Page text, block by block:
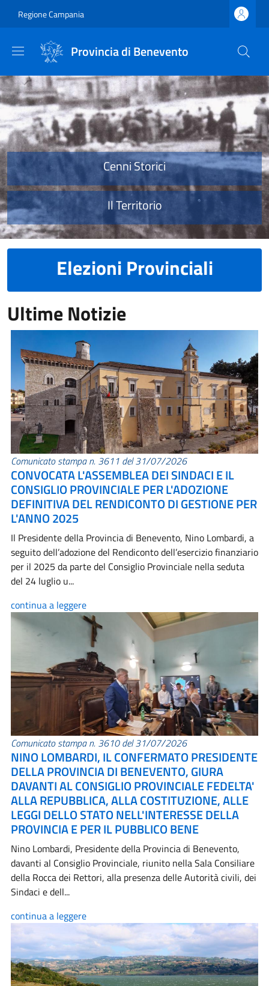
Regione Campania
Provincia di Benevento
Provincia di Benevento
Cenni Storici
Il Territorio
Elezioni Provinciali
Ultime Notizie
Comunicato stampa n. 3611 del 31/07/2026
CONVOCATA L'ASSEMBLEA DEI SINDACI E IL
CONSIGLIO PROVINCIALE PER L'ADOZIONE
DEFINITIVA DEL RENDICONTO DI GESTIONE PER
L'ANNO 2025
Il Presidente della Provincia di Benevento, Nino Lombardi, a
seguito dell’adozione del Rendiconto dell’esercizio finanziario
per il 2025 da parte del Consiglio Provinciale nella seduta
del 24 luglio u...
continua a leggere
Comunicato stampa n. 3610 del 31/07/2026
NINO LOMBARDI, IL CONFERMATO PRESIDENTE
DELLA PROVINCIA DI BENEVENTO, GIURA
DAVANTI AL CONSIGLIO PROVINCIALE FEDELTA'
ALLA REPUBBLICA, ALLA COSTITUZIONE, ALLE
LEGGI DELLO STATO NELL'INTERESSE DELLA
PROVINCIA E PER IL PUBBLICO BENE
Nino Lombardi, Presidente della Provincia di Benevento,
davanti al Consiglio Provinciale, riunito nella Sala Consiliare
della Rocca dei Rettori, alla presenza delle Autorità civili, dei
Sindaci e dell...
continua a leggere